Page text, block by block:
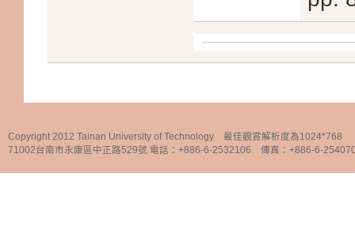
Copyright 2012 Tainan University of Technology 最佳觀賞解析度為1024*768
71002台南市永康區中正路529號 電話：+886-6-2532106 傳真：+886-6-